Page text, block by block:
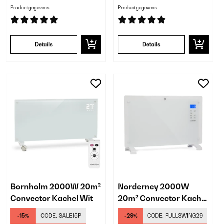
Productgegevens
Details
Productgegevens
Details
Bornholm 2000W 20m²
Convector Kachel Wit
-15% CODE: SALE15P
Norderney 2000W
20m² Convector Kachel
Wit
-29% CODE: FULLSWING29